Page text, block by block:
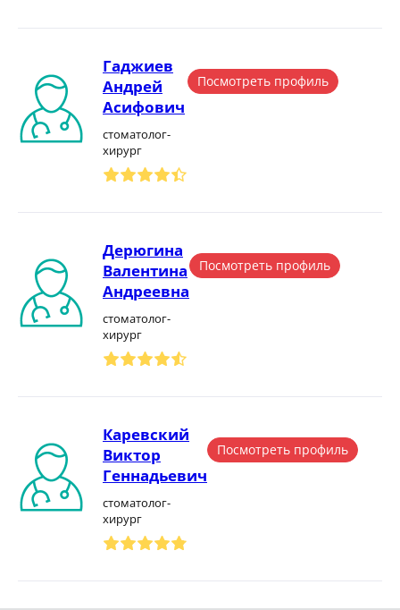
Гаджиев
Андрей
Асифович
стоматолог-
хирург
Посмотреть профиль
Дерюгина
Валентина
Андреевна
стоматолог-
хирург
Посмотреть профиль
Каревский
Виктор
Геннадьевич
стоматолог-
хирург
Посмотреть профиль